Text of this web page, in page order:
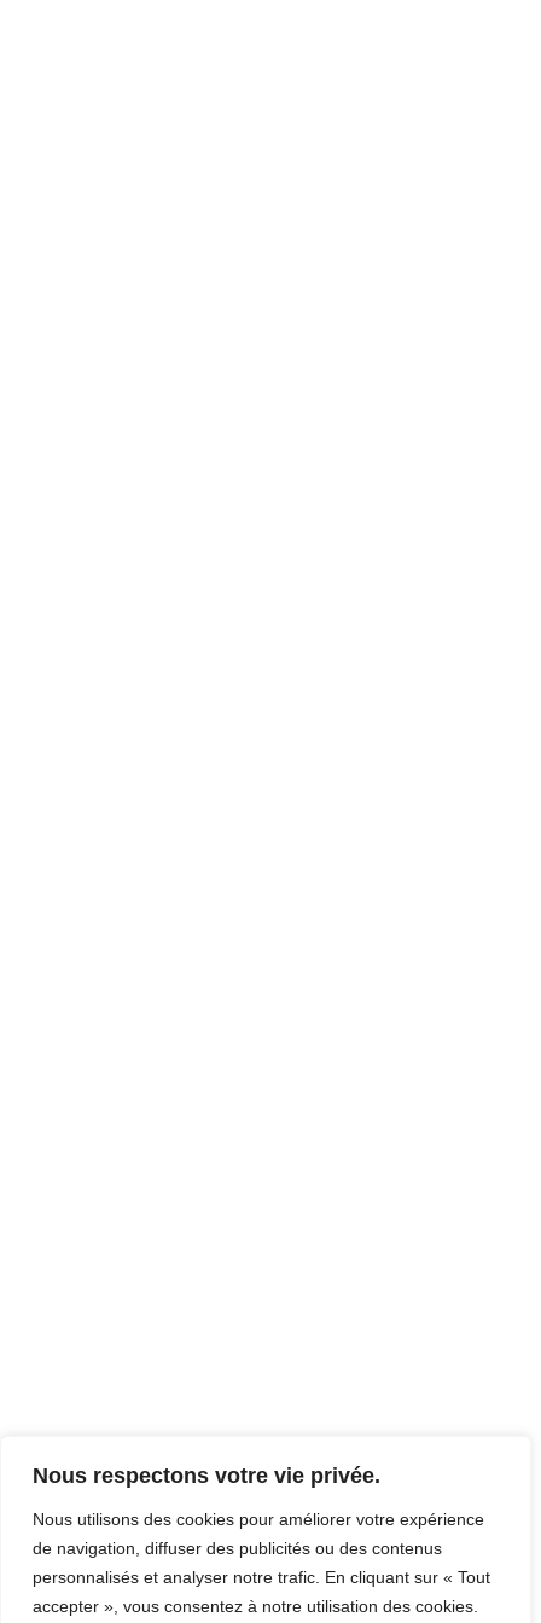
Nous respectons votre vie privée.
Nous utilisons des cookies pour améliorer votre expérience
de navigation, diffuser des publicités ou des contenus
personnalisés et analyser notre trafic. En cliquant sur « Tout
accepter », vous consentez à notre utilisation des cookies.